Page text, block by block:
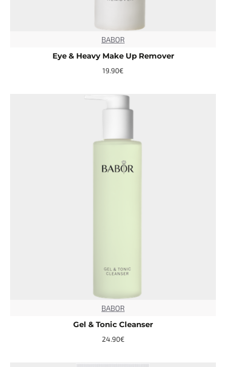
BABOR
Eye & Heavy Make Up Remover
19.90€
BABOR
Gel & Tonic Cleanser
24.90€